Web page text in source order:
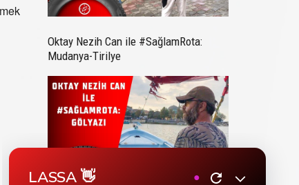
Oktay Nezih Can ile #SağlamRota:
Mudanya-Tirilye